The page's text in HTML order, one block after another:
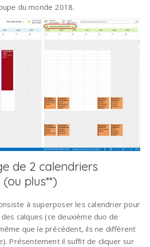
du monde 2018.
de 2 calendriers
plus**)
à superposer les calendrier pour
calques (ce deuxième duo de
que le précédent, ils ne diffèrent
Présentement il suffit de cliquer sur